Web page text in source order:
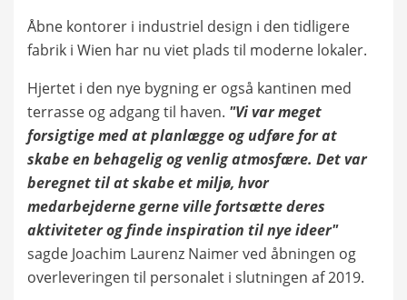
Åbne kontorer i industriel design i den tidligere
fabrik i Wien har nu viet plads til moderne lokaler.
Hjertet i den nye bygning er også kantinen med
terrasse og adgang til haven. "Vi var meget
forsigtige med at planlægge og udføre for at
skabe en behagelig og venlig atmosfære. Det var
beregnet til at skabe et miljø, hvor
medarbejderne gerne ville fortsætte deres
aktiviteter og finde inspiration til nye ideer"
sagde Joachim Laurenz Naimer ved åbningen og
overleveringen til personalet i slutningen af 2019.